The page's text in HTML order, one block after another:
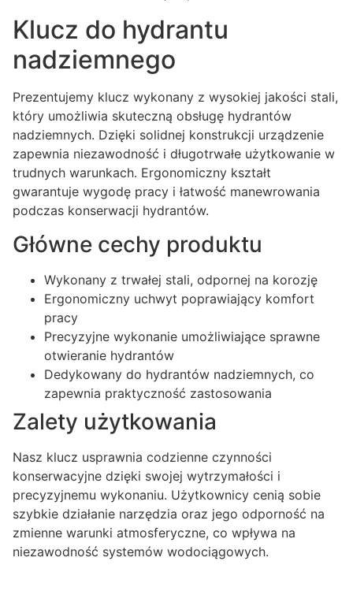
Klucz do hydrantu
nadziemnego
Prezentujemy klucz wykonany z wysokiej jakości stali,
który umożliwia skuteczną obsługę hydrantów
nadziemnych. Dzięki solidnej konstrukcji urządzenie
zapewnia niezawodność i długotrwałe użytkowanie w
trudnych warunkach. Ergonomiczny kształt
gwarantuje wygodę pracy i łatwość manewrowania
podczas konserwacji hydrantów.
Główne cechy produktu
Wykonany z trwałej stali, odpornej na korozję
Ergonomiczny uchwyt poprawiający komfort
pracy
Precyzyjne wykonanie umożliwiające sprawne
otwieranie hydrantów
Dedykowany do hydrantów nadziemnych, co
zapewnia praktyczność zastosowania
Zalety użytkowania
Nasz klucz usprawnia codzienne czynności
konserwacyjne dzięki swojej wytrzymałości i
precyzyjnemu wykonaniu. Użytkownicy cenią sobie
szybkie działanie narzędzia oraz jego odporność na
zmienne warunki atmosferyczne, co wpływa na
niezawodność systemów wodociągowych.